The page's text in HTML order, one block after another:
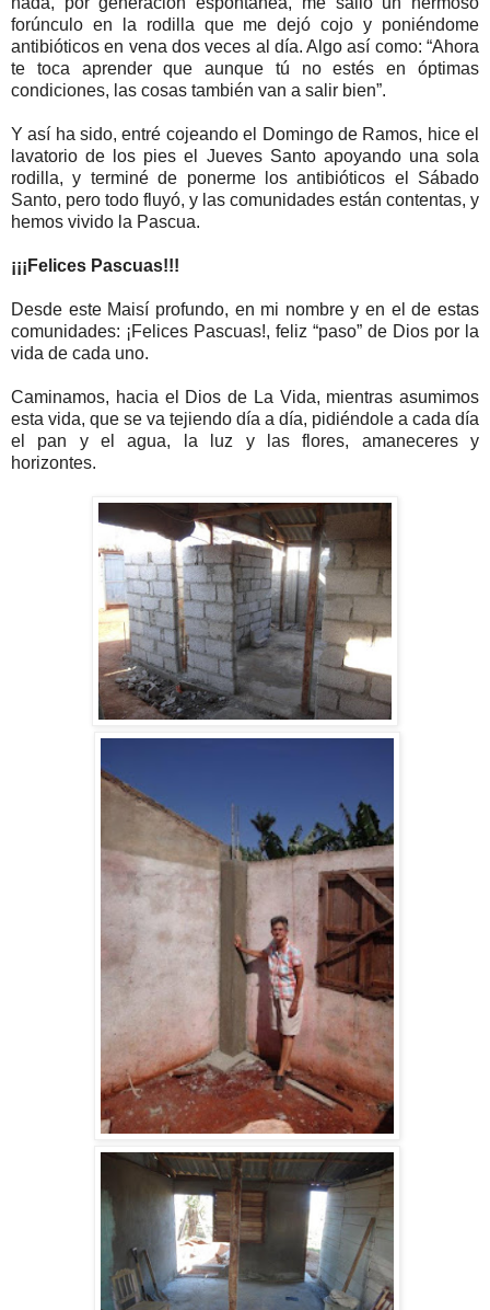
forúnculo en la rodilla que me dejó cojo y poniéndome
antibióticos en vena dos veces al día. Algo así como: “Ahora
te toca aprender que aunque tú no estés en óptimas
condiciones, las cosas también van a salir bien”.
Y así ha sido, entré cojeando el Domingo de Ramos, hice el
lavatorio de los pies el Jueves Santo apoyando una sola
rodilla, y terminé de ponerme los antibióticos el Sábado
Santo, pero todo fluyó, y las comunidades están contentas, y
hemos vivido la Pascua.
¡¡¡Felices Pascuas!!!
Desde este Maisí profundo, en mi nombre y en el de estas
comunidades: ¡Felices Pascuas!, feliz “paso” de Dios por la
vida de cada uno.
Caminamos, hacia el Dios de La Vida, mientras asumimos
esta vida, que se va tejiendo día a día, pidiéndole a cada día
el pan y el agua, la luz y las flores, amaneceres y
horizontes.